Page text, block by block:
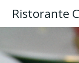
Ristorante